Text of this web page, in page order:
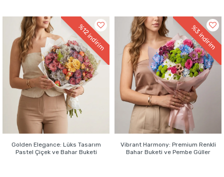
%12
indirim
Golden Elegance: Lüks Tasarım
Pastel Çiçek ve Bahar Buketi
%3
indirim
Vibrant Harmony: Premium Renkli
Bahar Buketi ve Pembe Güller